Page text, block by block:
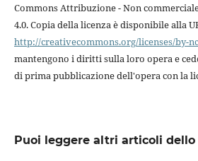
Commons Attribuzione - Non
4.0. Copia della licenza è disponibile alla
http://creativecommons.org/licenses/by-
mantengono i diritti sulla loro opera e
di prima pubblicazione dell'opera con la
Puoi leggere altri articoli